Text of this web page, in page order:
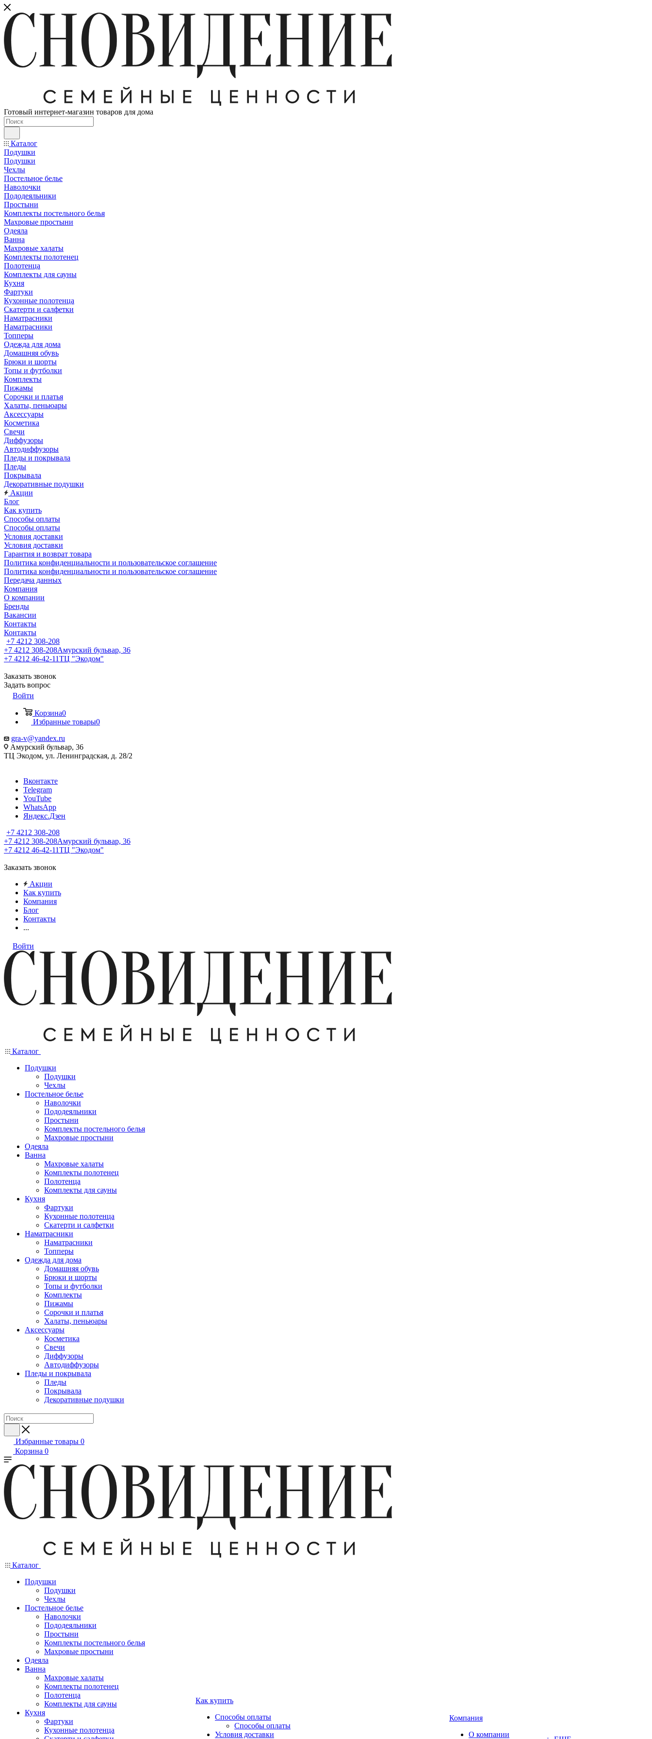
Готовый интернет-магазин товаров для дома
Каталог
Подушки
Подушки
Чехлы
Постельное белье
Наволочки
Пододеяльники
Простыни
Комплекты постельного белья
Махровые простыни
Одеяла
Ванна
Махровые халаты
Комплекты полотенец
Полотенца
Комплекты для сауны
Кухня
Фартуки
Кухонные полотенца
Скатерти и салфетки
Наматрасники
Наматрасники
Топперы
Одежда для дома
Домашняя обувь
Брюки и шорты
Топы и футболки
Комплекты
Пижамы
Сорочки и платья
Халаты, пеньюары
Аксессуары
Косметика
Свечи
Диффузоры
Автодиффузоры
Пледы и покрывала
Пледы
Покрывала
Декоративные подушки
Акции
Блог
Как купить
Способы оплаты
Способы оплаты
Условия доставки
Условия доставки
Гарантия и возврат товара
Политика конфиденциальности и пользовательское соглашение
Политика конфиденциальности и пользовательское соглашение
Передача данных
Компания
О компании
Бренды
Вакансии
Контакты
Контакты
+7 4212 308-208
+7 4212 308-208Амурский бульвар, 36
+7 4212 46-42-11ТЦ "Экодом"
Заказать звонок
Задать вопрос
Войти
Корзина0
Избранные товары0
gra-v@yandex.ru
Амурский бульвар, 36
ТЦ Экодом, ул. Ленинградская, д. 28/2
Вконтакте
Telegram
YouTube
WhatsApp
Яндекс.Дзен
+7 4212 308-208
+7 4212 308-208Амурский бульвар, 36
+7 4212 46-42-11ТЦ "Экодом"
Заказать звонок
Акции
Как купить
Компания
Блог
Контакты
...
Войти
Каталог
Подушки
Подушки
Чехлы
Постельное белье
Наволочки
Пододеяльники
Простыни
Комплекты постельного белья
Махровые простыни
Одеяла
Ванна
Махровые халаты
Комплекты полотенец
Полотенца
Комплекты для сауны
Кухня
Фартуки
Кухонные полотенца
Скатерти и салфетки
Наматрасники
Наматрасники
Топперы
Одежда для дома
Домашняя обувь
Брюки и шорты
Топы и футболки
Комплекты
Пижамы
Сорочки и платья
Халаты, пеньюары
Аксессуары
Косметика
Свечи
Диффузоры
Автодиффузоры
Пледы и покрывала
Пледы
Покрывала
Декоративные подушки
Избранные товары 0
Корзина 0
Каталог
Подушки
Подушки
Чехлы
Постельное белье
Наволочки
Пододеяльники
Простыни
Комплекты постельного белья
Махровые простыни
Одеяла
Ванна
Махровые халаты
Комплекты полотенец
Полотенца
Комплекты для сауны
Кухня
Фартуки
Кухонные полотенца
Как купить
Способы оплаты
Способы оплаты
Условия доставки
Компания
О компании